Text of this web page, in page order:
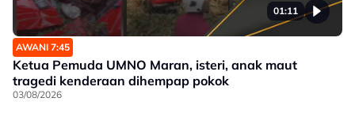
01:11
AWANI 7:45
Ketua Pemuda UMNO Maran, isteri, anak maut
tragedi kenderaan dihempap pokok
03/08/2026